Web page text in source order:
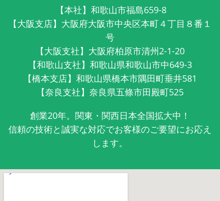
【本社】和歌山市福島659-8
【大阪支店】大阪府大阪市中央区本町４丁目８番１
号
【大阪支社】大阪府柏原市清州2-1-20
【和歌山支社】和歌山県和歌山市中649-3
【橋本支店】和歌山県橋本市隅田町垂井581
【奈良支社】奈良県五條市田殿町525
創業20年。関東・関西日本全国拡大中！
信頼の技術と誠実な対応でお客様のご要望にお応え
します。